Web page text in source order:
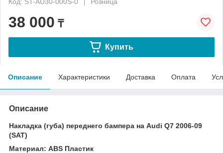
38 000 ₸
Купить
Описание Характеристики Доставка Оплата
Описание
Накладка (губа) переднего бампера на Audi Q7 2006-09
(SAT)
Материал: ABS Пластик